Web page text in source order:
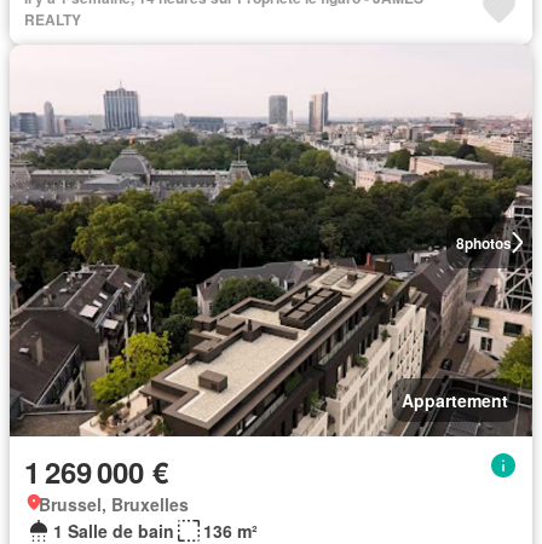
REALTY
8photos
Appartement
1 269 000 €
Brussel, Bruxelles
1 Salle de bain
136 m²